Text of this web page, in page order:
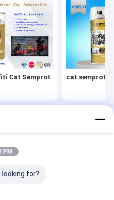
Cat Semprot cat semprot
Privasi
cina.Copyright © 2026 Aristo
All Rights Reserved.
PM
looking for?